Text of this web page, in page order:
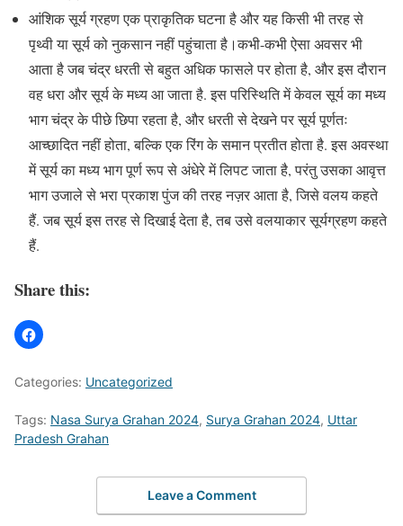
आंशिक सूर्य ग्रहण एक प्राकृतिक घटना है और यह किसी भी तरह से
पृथ्वी या सूर्य को नुकसान नहीं पहुंचाता है।कभी-कभी ऐसा अवसर भी
आता है जब चंद्र धरती से बहुत अधिक फासले पर होता है, और इस दौरान
वह धरा और सूर्य के मध्य आ जाता है. इस परिस्थिति में केवल सूर्य का मध्य
भाग चंद्र के पीछे छिपा रहता है, और धरती से देखने पर सूर्य पूर्णतः
आच्छादित नहीं होता, बल्कि एक रिंग के समान प्रतीत होता है. इस अवस्था
में सूर्य का मध्य भाग पूर्ण रूप से अंधेरे में लिपट जाता है, परंतु उसका आवृत्त
भाग उजाले से भरा प्रकाश पुंज की तरह नज़र आता है, जिसे वलय कहते
हैं. जब सूर्य इस तरह से दिखाई देता है, तब उसे वलयाकार सूर्यग्रहण कहते
हैं.
Share this:
Categories: Uncategorized
Tags: Nasa Surya Grahan 2024, Surya Grahan 2024, Uttar
Pradesh Grahan
Leave a Comment